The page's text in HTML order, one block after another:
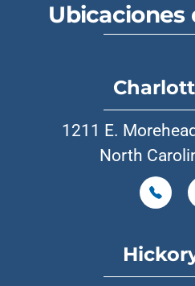
Ubicaciones
1211 E.
North